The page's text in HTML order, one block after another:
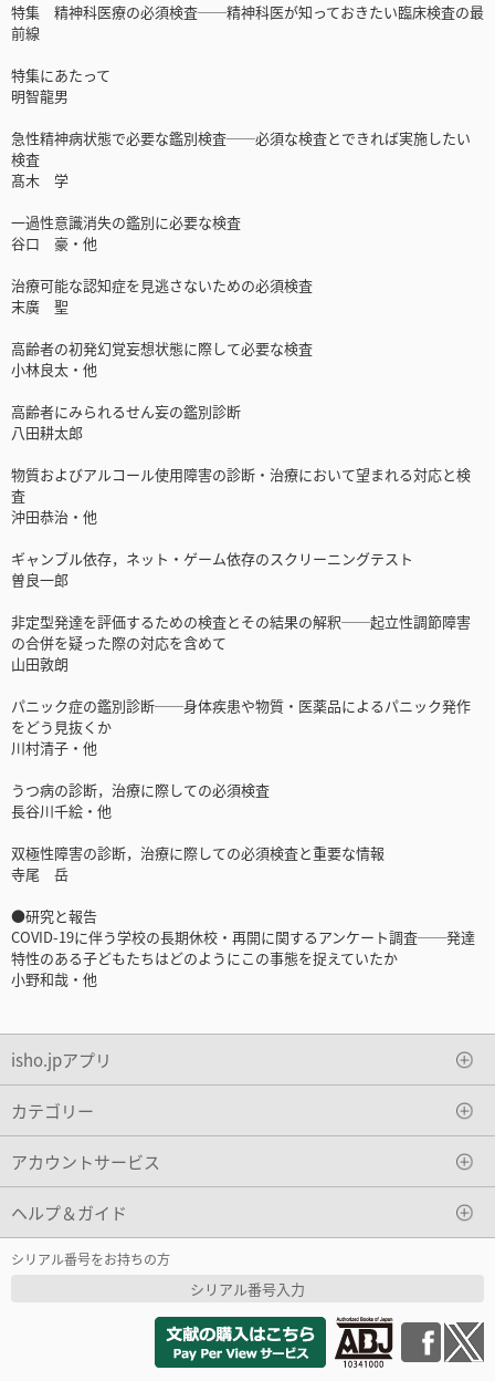
特集 精神科医療の必須検査──精神科医が知っておきたい臨床検査の最
前線
特集にあたって
明智龍男
急性精神病状態で必要な鑑別検査──必須な検査とできれば実施したい
検査
髙木 学
一過性意識消失の鑑別に必要な検査
谷口 豪・他
治療可能な認知症を見逃さないための必須検査
末廣 聖
高齢者の初発幻覚妄想状態に際して必要な検査
小林良太・他
高齢者にみられるせん妄の鑑別診断
八田耕太郎
物質およびアルコール使用障害の診断・治療において望まれる対応と検
査
沖田恭治・他
ギャンブル依存，ネット・ゲーム依存のスクリーニングテスト
曽良一郎
非定型発達を評価するための検査とその結果の解釈──起立性調節障害
の合併を疑った際の対応を含めて
山田敦朗
パニック症の鑑別診断──身体疾患や物質・医薬品によるパニック発作
をどう見抜くか
川村清子・他
うつ病の診断，治療に際しての必須検査
長谷川千絵・他
双極性障害の診断，治療に際しての必須検査と重要な情報
寺尾 岳
●研究と報告
COVID-19に伴う学校の長期休校・再開に関するアンケート調査──発達
特性のある子どもたちはどのようにこの事態を捉えていたか
小野和哉・他
isho.jpアプリ
カテゴリー
アカウントサービス
ヘルプ＆ガイド
シリアル番号をお持ちの方
シリアル番号入力